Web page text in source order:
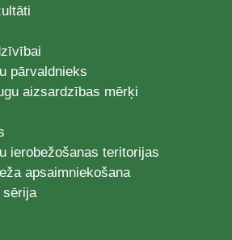
pārvaldnieks
aizsardzības mērķi
ierobežošanas teritorijas
apsaimniekošana
sērija